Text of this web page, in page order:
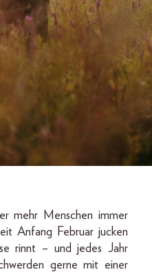
mehr Menschen immer
Anfang Februar jucken
rinnt – und jedes Jahr
gerne mit einer